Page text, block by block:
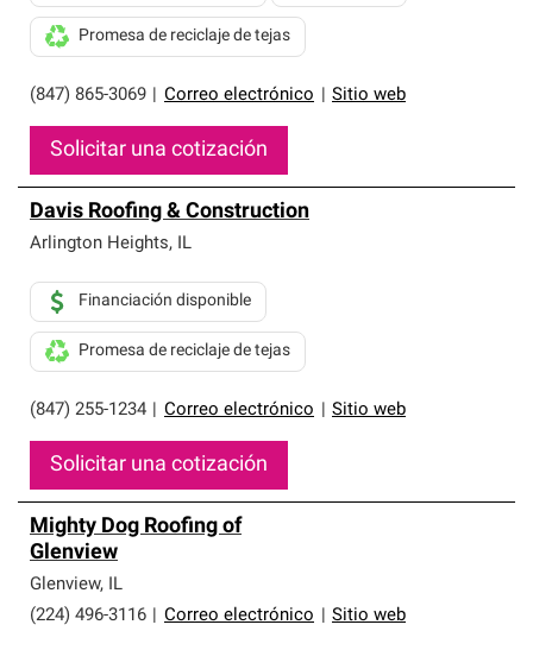
(847) 865-3069 Correo electrónico Sitio web
Promesa de reciclaje de tejas
Solicitar una cotización
Davis Roofing & Construction
Arlington Heights, IL
(847) 255-1234 Correo electrónico Sitio web
Financiación disponible
Promesa de reciclaje de tejas
Solicitar una cotización
Mighty Dog Roofing of
Glenview
Glenview, IL
(224) 496-3116
Correo electrónico Sitio web